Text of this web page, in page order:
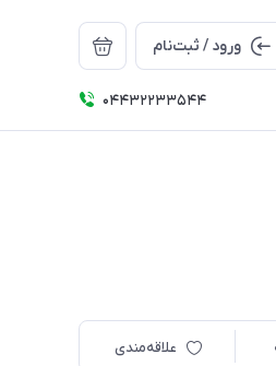
ورود / ثبت‌نام
04432233544
علاقه‌مندی